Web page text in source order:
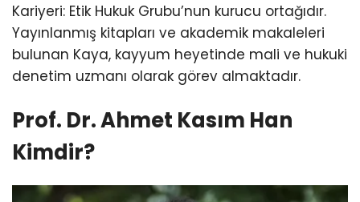
Kariyeri: Etik Hukuk Grubu’nun kurucu ortağıdır.
Yayınlanmış kitapları ve akademik makaleleri
bulunan Kaya, kayyum heyetinde mali ve hukuki
denetim uzmanı olarak görev almaktadır.
Prof. Dr. Ahmet Kasım Han
Kimdir?